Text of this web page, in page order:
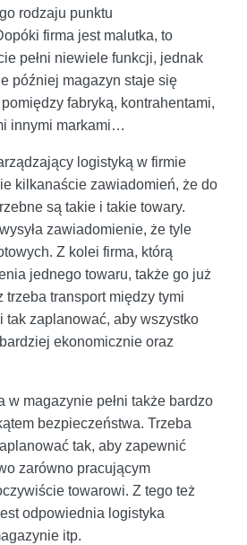
rodzaju punktu
firma jest malutka, to
pełni niewiele funkcji, jednak
później magazyn staje się
fabryką, kontrahentami,
innymi markami…
logistyką w firmie
kilkanaście zawiadomień, że do
są takie i takie towary.
zawiadomienie, że tyle
Z kolei firma, którą
jednego towaru, także go już
trzeba transport między tymi
tak zaplanować, aby wszystko
ekonomicznie oraz
w magazynie pełni także bardzo
bezpieczeństwa. Trzeba
tak, aby zapewnić
zarówno pracującym
towarowi. Z tego też
odpowiednia logistyka
itp.